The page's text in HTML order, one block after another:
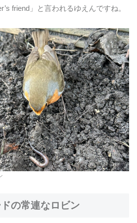
friend」と言われるゆえんですね。
の常連なロビン